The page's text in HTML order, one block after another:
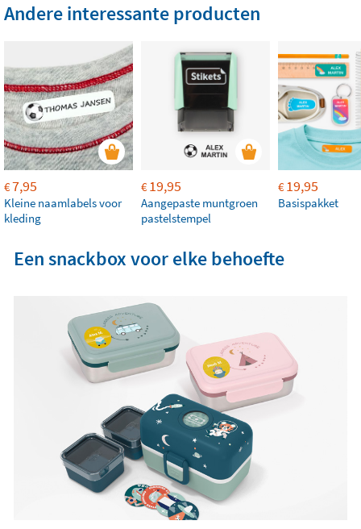
Andere interessante producten
€7,95
Kleine naamlabels voor
kleding
€19,95
Aangepaste muntgroen
pastelstempel
€19,95
Basispakket
Een snackbox voor elke behoefte